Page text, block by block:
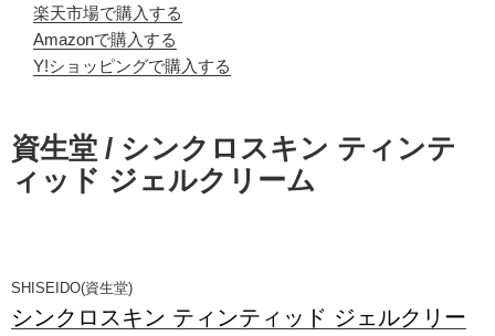
楽天市場で購入する
Amazonで購入する
Y!ショッピングで購入する
資生堂 / シンクロスキン ティンテ
ィッド ジェルクリーム
SHISEIDO(資生堂)
シンクロスキン ティンティッド ジェルクリー